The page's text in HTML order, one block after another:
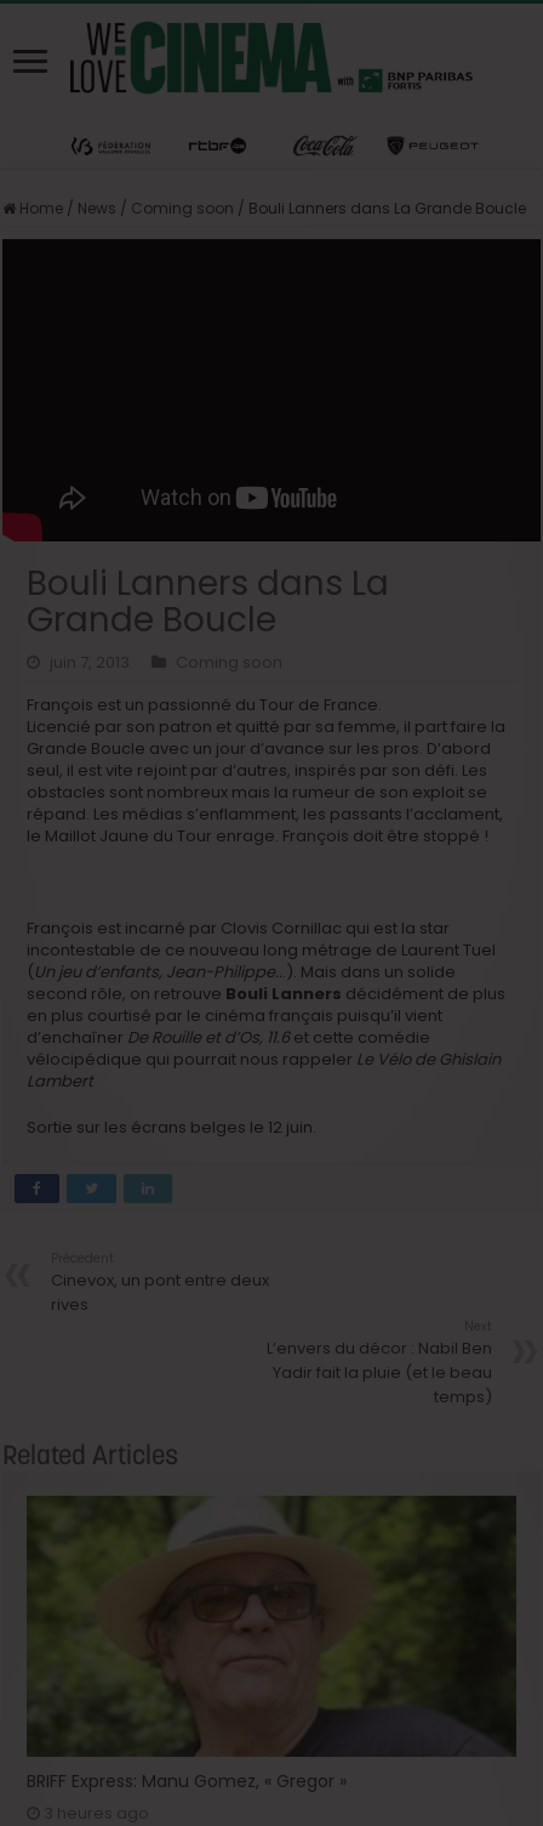
Home / News / Coming soon / Bouli Lanners dans La Grande Boucle
Bouli Lanners dans La
Grande Boucle
juin 7, 2013
Coming soon
François est un passionné du Tour de France.
Licencié par son patron et quitté par sa femme, il part faire la
Grande Boucle avec un jour d’avance sur les pros. D’abord
seul, il est vite rejoint par d’autres, inspirés par son défi. Les
obstacles sont nombreux mais la rumeur de son exploit se
répand. Les médias s’enflamment, les passants l’acclament,
le Maillot Jaune du Tour enrage. François doit être stoppé !
François est incarné par Clovis Cornillac qui est la star
incontestable de ce nouveau long métrage de Laurent Tuel
(Un jeu d’enfants, Jean-Philippe...). Mais dans un solide
second rôle, on retrouve Bouli Lanners décidément de plus
en plus courtisé par le cinéma français puisqu’il vient
d’enchaîner De Rouille et d’Os, 11.6et cette comédie
vélocipédique qui pourrait nous rappeler Le Vélo de Ghislain
Lambert
Sortie sur les écrans belges le 12 juin.
Cinevox, un pont entre deux
rives
L’envers du décor : Nabil Ben
Yadir fait la pluie (et le beau
temps)
Related Articles
BRIFF Express: Manu Gomez, « Gregor »
3 heures ago